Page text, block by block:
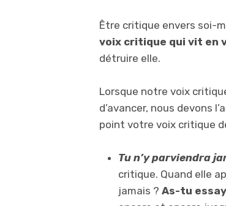
Être critique envers soi-
voix critique qui vit en
détruire elle.
Lorsque notre voix
d’avancer, nous devons
point votre voix critique
Tu n’y parviendra
critique. Quand elle
jamais ? As-tu